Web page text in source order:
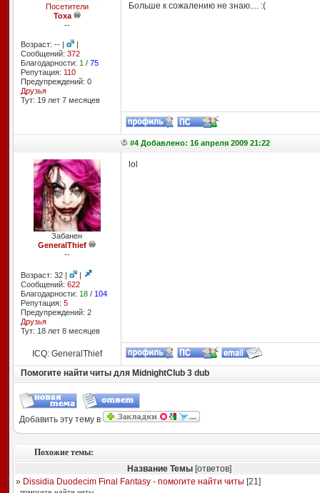
Посетители
Toxa
--
Возраст: -- |
|
Сообщений: 372
Благодарности: 1 / 75
Репутация: 110
Предупреждений: 0
Друзья
Тут: 19 лет 7 месяцев
Больше к сожалению не знаю.... :(
#4 Добавлено: 16 апреля 2009 21:22
Забанен
GeneralThief
--
Возраст: 32 |
|
Сообщений: 622
Благодарности: 18/ 104
Репутация: 5
Предупреждений: 2
Друзья
Тут: 18 лет 8 месяцев
lol
ICQ: GeneralThief
Помогите найти читы для MidnightClub 3 dub
Добавить эту тему в
Похожие темы:
Название Темы [ответов]
» Dissidia Duodecim Final Fantasy - помогите найти читы [21]